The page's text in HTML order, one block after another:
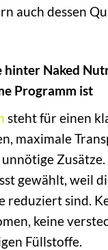
auch dessen
hinter Naked
Programm ist
steht für einen
maximale
gewählt, weil
reduziert sind.
keine
Füllstoffe.